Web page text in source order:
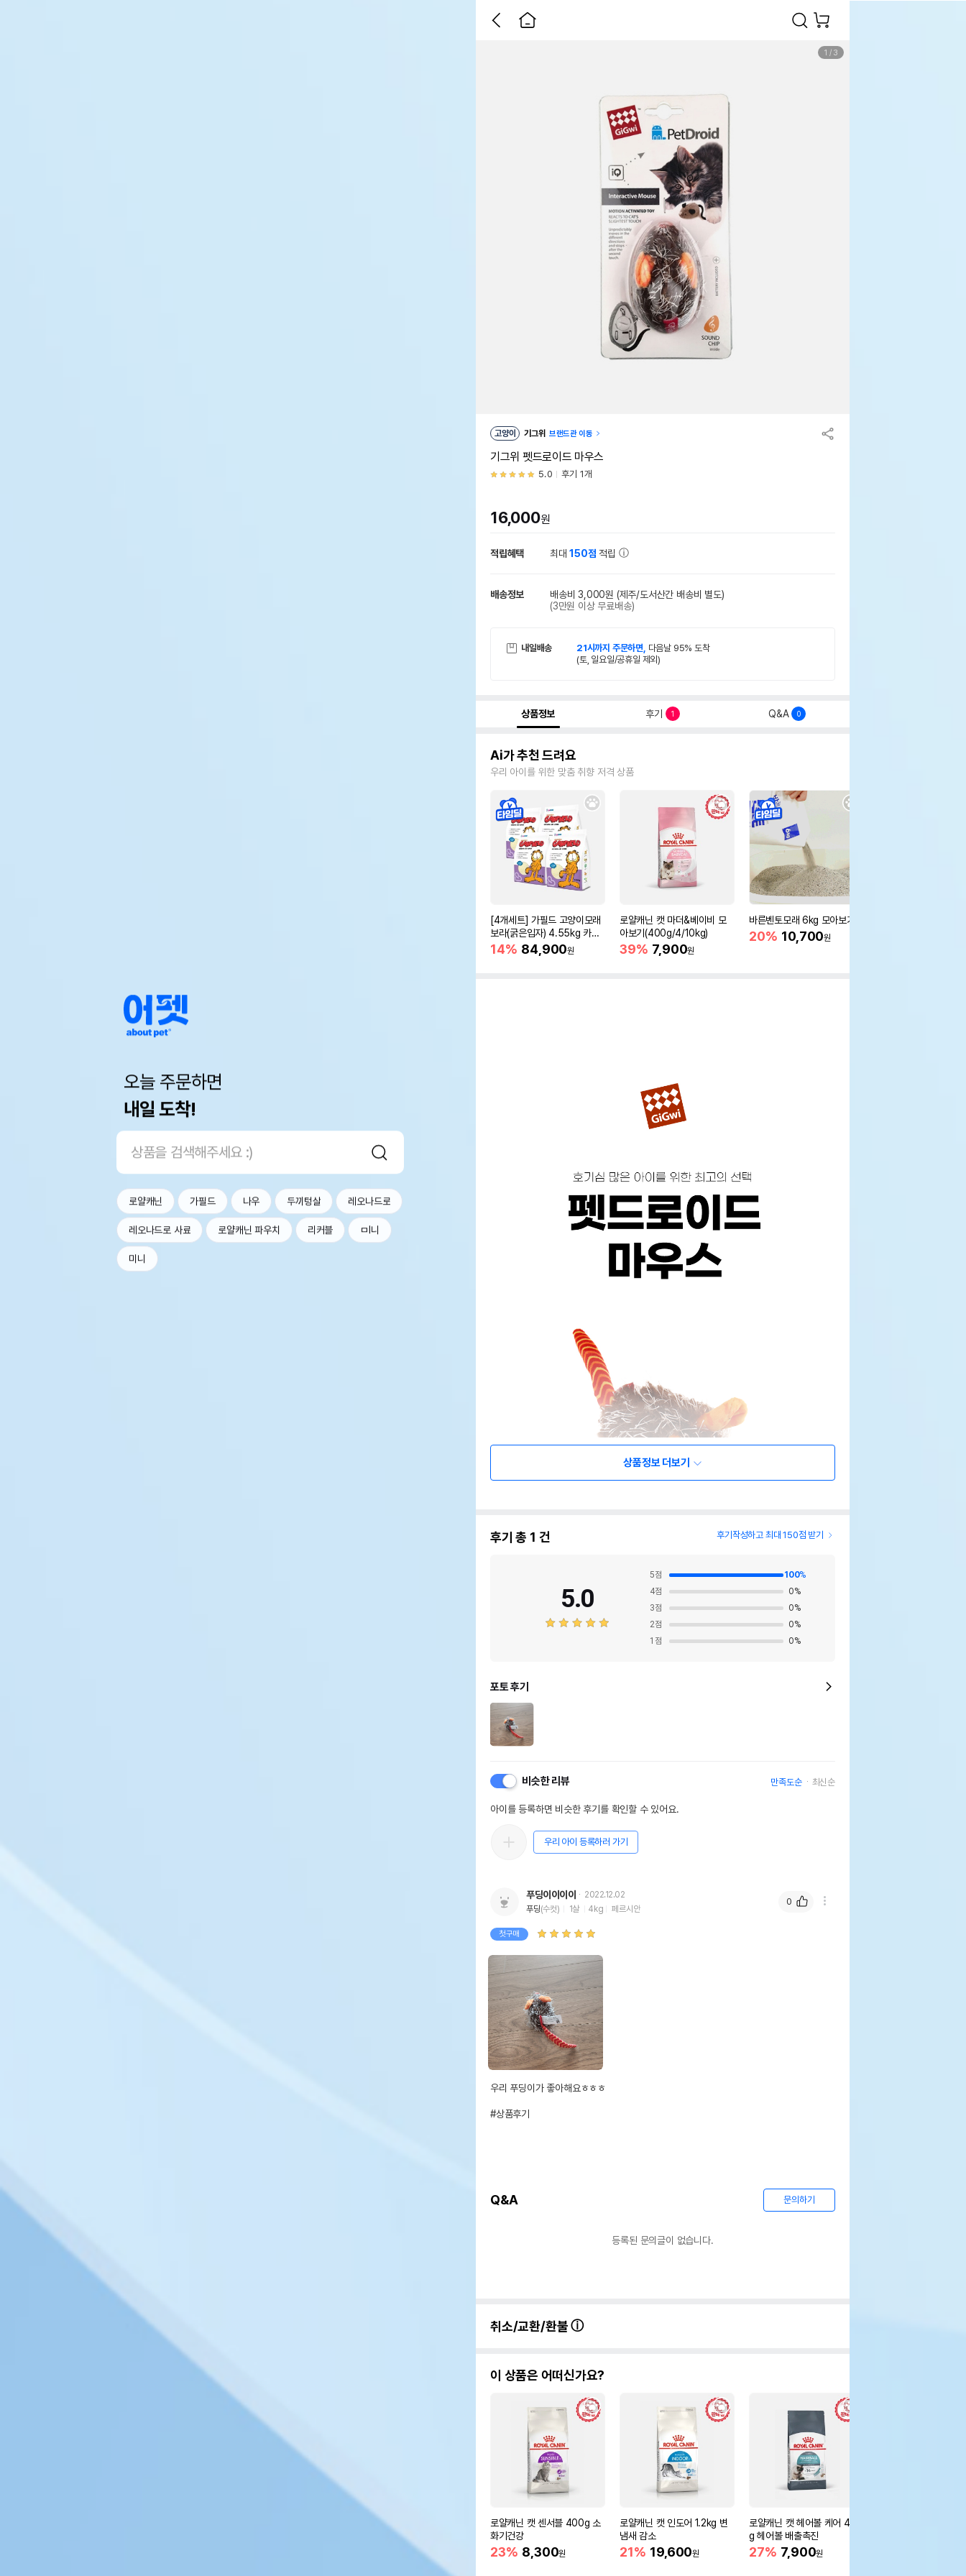
오늘 주문하면
내일 도착!
로얄캐닌 가필드 나우 두끼텅살 레오나드로
레오나드로 사료 로얄캐닌 파우치 리커블 ㅁl니
미니
1 / 3
고양이 기그위 브랜드관 이동
기그위 펫드로이드 마우스
5.0 후기 1개
16,000원
적립혜택 최대150점 적립
배송정보 배송비 3,000원 (제주/도서산간 배송비 별도)
(3만원 이상 무료배송)
내일배송 21시까지 주문하면, 다음날 95% 도착
(토, 일요일/공휴일 제외)
상품정보 후기 1 Q&A 0
Ai가 추천 드려요
우리 아이를 위한 맞춤 취향 저격 상품
[4개세트] 가필드 고양이모래
보라(굵은입자) 4.55kg 카사
바모래
14% 84,900원
로얄캐닌 캣 마더&베이비 모
아보기(400g/4/10kg)
39% 7,900원
바른벤토모래 6kg 모아보기
20% 10,700원
상품정보 더보기
후기 총 1 건 후기작성하고 최대 150점 받기
5.0
5점 100%
4점 0%
3점 0%
2점 0%
1 점 0%
포토 후기
비슷한 리뷰 만족도순 최신순
아이를 등록하면 비슷한 후기를 확인할 수 있어요.
우리 아이 등록하러 가기
푸딩이이이이
2022.12.02
푸딩(수컷) 1살 4kg 페르시안
첫구매
우리 푸딩이가 좋아해요ㅎㅎㅎ
#상품후기
0
Q&A 문의하기
등록된 문의글이 없습니다.
취소/교환/환불
이 상품은 어떠신가요?
로얄캐닌 캣 센서블 400g 소
화기건강
23% 8,300원
로얄캐닌 캣 인도어 1.2kg 변
냄새 감소
21% 19,600원
로얄캐닌 캣 헤어볼 케어 400
g 헤어볼 배출촉진
27% 7,900원